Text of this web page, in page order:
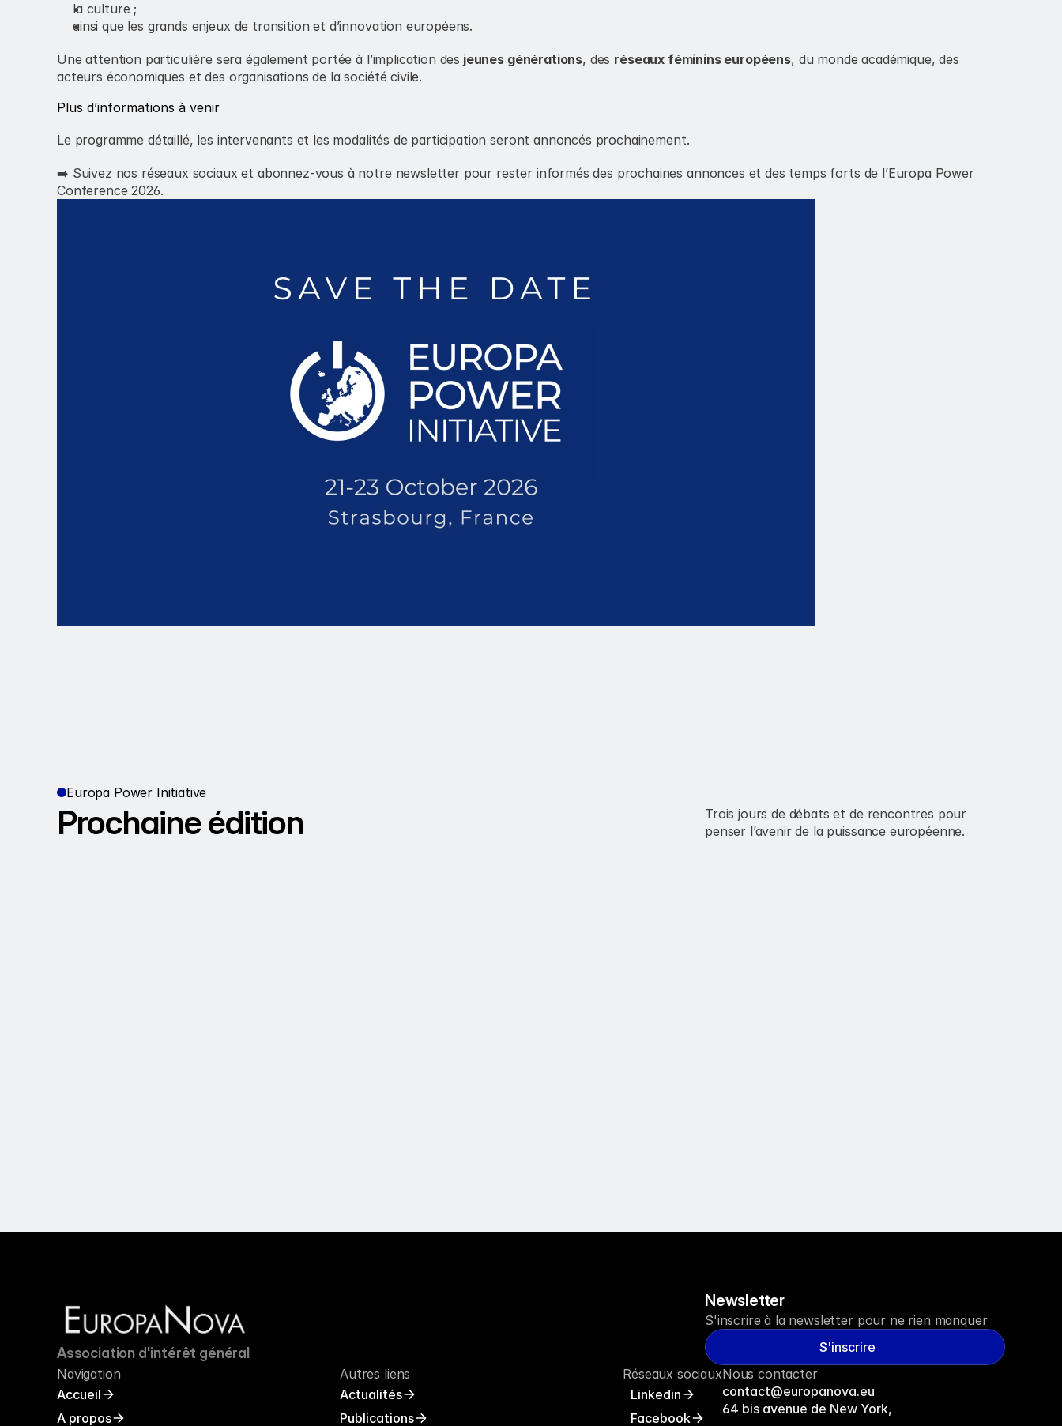
la culture ;
ainsi que les grands enjeux de transition et d’innovation européens.
Une attention particulière sera également portée à l’implication des jeunes générations, des réseaux féminins européens, du monde académique, des
acteurs économiques et des organisations de la société civile.
Plus d’informations à venir
Le programme détaillé, les intervenants et les modalités de participation seront annoncés prochainement.
➡️ Suivez nos réseaux sociaux et abonnez-vous à notre newsletter pour rester informés des prochaines annonces et des temps forts de l’Europa Power
Conference 2026.
Europa Power Initiative
Prochaine édition
Trois jours de débats et de rencontres pour
penser l’avenir de la puissance européenne.
Association d'intérêt général
Newsletter
S'inscrire à la newsletter pour ne rien manquer
S'inscrire
Navigation
Accueil
A propos
Autres liens
Actualités
Publications
Réseaux sociaux
Linkedin
Facebook
Nous contacter
contact@europanova.eu
64 bis avenue de New York,